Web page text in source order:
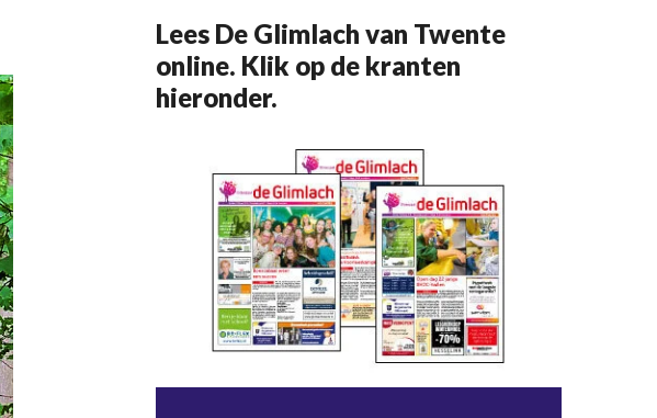
Lees De Glimlach van Twente
online. Klik op de kranten
hieronder.